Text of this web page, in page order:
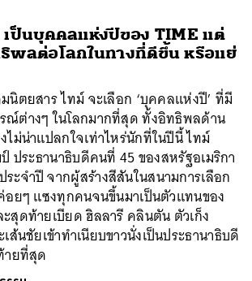
ป็นบุคคลแห่งปีของ TIME แต่
พลต่อโลกในทางที่ดีขึ้น หรือแย่
นิตยสาร ไทม์ จะเลือก ‘บุคคลแห่งปี’ ที่มี
ต่างๆ ในโลกมากที่สุด ทั้งอิทธิพลด้าน
ม่น่าแปลกใจเท่าไหร่นักที่ในปีนี้ ไทม์
ประธานาธิบดีคนที่ 45 ของสหรัฐอเมริกา
ะจำปี จากผู้สร้างสีสันในสนามการเลือก
อยๆ แซงทุกคนจนขึ้นมาเป็นตัวแทนของ
สุดท้ายเบียด ฮิลลารี คลินตัน ตัวเก็ง
ส้นชัยเข้าทำเนียบขาวนั่งเป็นประธานาธิบดี
ายที่สุด
TWEET LINE EMAIL